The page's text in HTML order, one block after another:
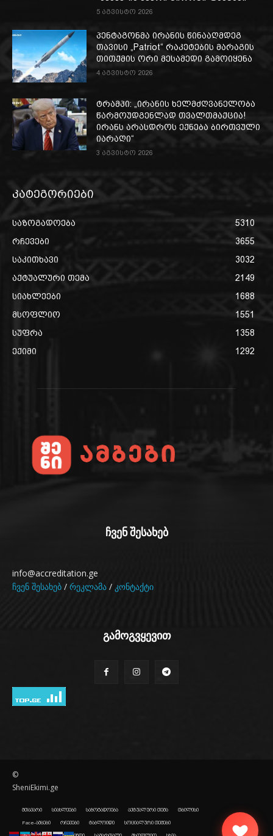
5 აგვისტო 2026
პენტაგონმა ირანის წინააღმდეგ
თავისი „Patriot“ რაკეტების მარაგის
თითქმის ორი მესამედი გამოიყენა
4 აგვისტო 2026
ტრამპი: „ირანის ხელმძღვანელობა
წარმოუდგენლად თვალთმაქცია!
ირანს არასდროს ექნება ბირთვული
იარაღი“
3 აგვისტო 2026
კატეგორიები
საზოგადოება
5310
რჩევები
3655
საკითხავი
3032
აქტუალური თემა
2149
სიახლეები
1688
მსოფლიო
1551
სუფრა
1358
ექიმი
1292
ჩვენ შესახებ
info@accreditation.ge
ჩვენ შესახებ / რეკლამა / კონტაქტი
გამოგვყევით
©
SheniEkimi.ge
მთავარი სიახლეები საზოგადოება აქტუალური თემა თბილისი
Face-ამბები რჩევები ტაბლოიდი სოციალური თემები